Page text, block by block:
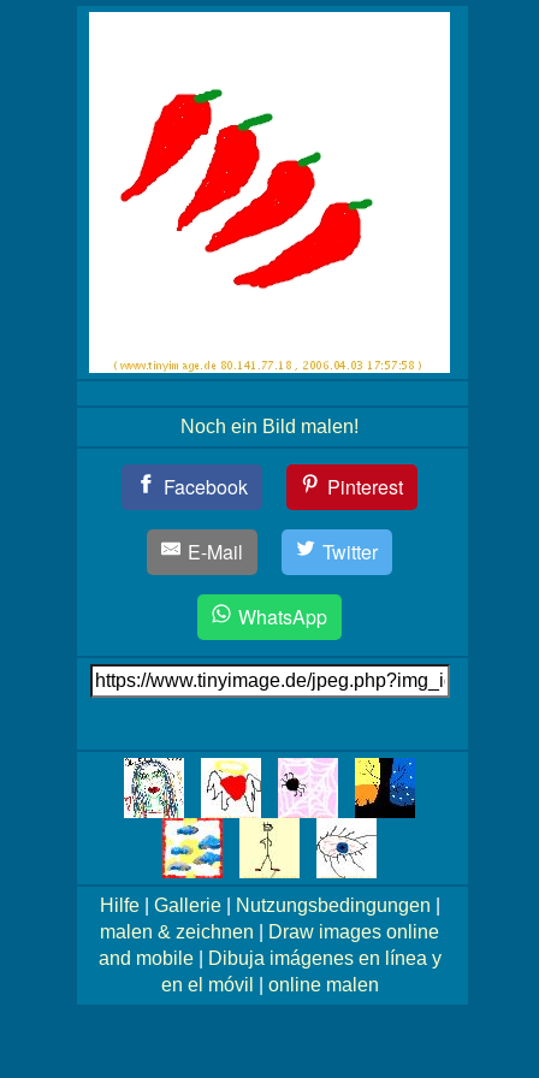
Noch ein Bild malen!
Facebook Pinterest
E-Mail Twitter
WhatsApp
Link
auf's
Mehr
Bilder!
Hilfe| Gallerie| Nutzungsbedingungen
malen & zeichnen
Draw images online
and mobile|
Dibuja imágenes en línea y
en el móvil
online malen